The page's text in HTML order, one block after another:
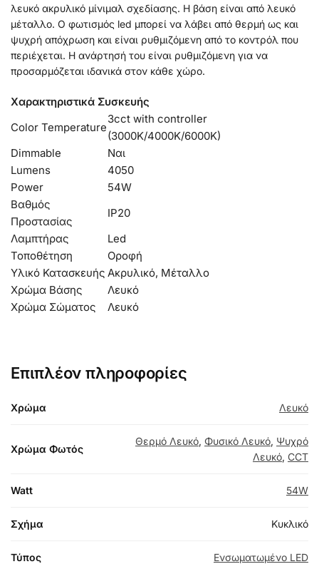
λευκό ακρυλικό μίνιμαλ σχεδίασης. Η βάση είναι από λευκό
μέταλλο. Ο φωτισμός led μπορεί να λάβει από θερμή ως και
ψυχρή απόχρωση και είναι ρυθμιζόμενη από το κοντρόλ που
περιέχεται. Η ανάρτησή του είναι ρυθμιζόμενη για να
προσαρμόζεται ιδανικά στον κάθε χώρο.
Χαρακτηριστικά Συσκευής
Color Temperature
3cct with controller
(3000K/4000K/6000K)
Dimmable
Ναι
Lumens
4050
Power
54W
Βαθμός
Προστασίας
IP20
Λαμπτήρας
Led
Τοποθέτηση
Οροφή
Υλικό Κατασκευής Ακρυλικό, Μέταλλο
Χρώμα Βάσης
Λευκό
Χρώμα Σώματος
Λευκό
Επιπλέον πληροφορίες
Χρώμα Λευκό
Χρώμα Φωτός
Θερμό Λευκό, Φυσικό Λευκό, Ψυχρό
Λευκό, CCT
Watt 54W
Σχήμα Κυκλικό
Τύπος Ενσωματωμένο LED